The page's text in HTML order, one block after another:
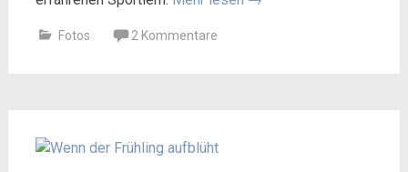
Fotos 2 Kommentare